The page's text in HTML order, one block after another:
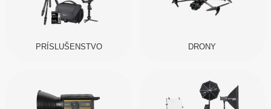
PRÍSLUŠENSTVO DRONY